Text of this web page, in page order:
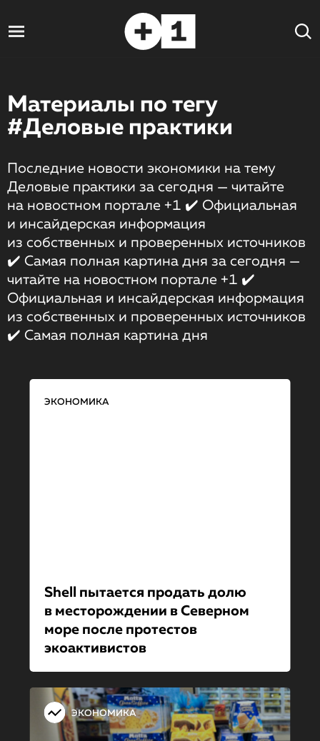
Материалы по тегу
#Деловые практики
Последние новости экономики на тему
Деловые практики за сегодня — читайте
на новостном портале +1 ✔️ Официальная
и инсайдерская информация
из собственных и проверенных источников
✔️ Самая полная картина дня за сегодня —
читайте на новостном портале +1 ✔️
Официальная и инсайдерская информация
из собственных и проверенных источников
✔️ Самая полная картина дня
ЭКОНОМИКА
Shell пытается продать долю
в месторожде­нии в Северном
море после протестов
экоактивистов
ЭКОНОМИКА